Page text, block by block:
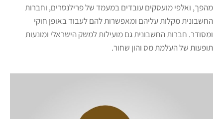
מהפך, ואלפי מועסקים עובדים במעמד של פרילנסרים, וחברות
החשבונית מקלות עליהם ומאפשרות להם לעבוד באופן חוקי
ומסודר. חברות החשבונית גם מועילות למשק הישראלי ומונעות
תופעות של העלמת מס והון שחור.